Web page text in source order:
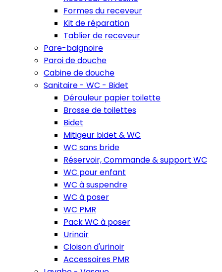
Formes du receveur
Kit de réparation
Tablier de receveur
Pare-baignoire
Paroi de douche
Cabine de douche
Sanitaire - WC - Bidet
Dérouleur papier toilette
Brosse de toilettes
Bidet
Mitigeur bidet & WC
WC sans bride
Réservoir, Commande & support WC
WC pour enfant
WC à suspendre
WC à poser
WC PMR
Pack WC à poser
Urinoir
Cloison d'urinoir
Accessoires PMR